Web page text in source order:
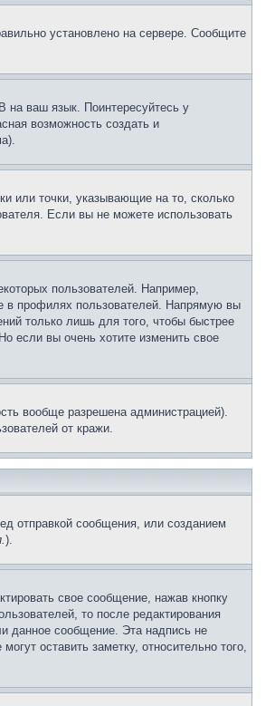
установлено на сервере. Сообщите
на ваш язык. Поинтересуйтесь у
возможность создать и
или точки, указывающие на то, сколько
Если вы не можете использовать
пользователей. Например,
в профилях пользователей. Напрямую вы
только лишь для того, чтобы быстрее
если вы очень хотите изменить свое
вообще разрешена администрацией).
от кражи.
отправкой сообщения, или созданием
).
свое сообщение, нажав кнопку
то после редактирования
данное сообщение. Эта надпись не
оставить заметку, относительно того,